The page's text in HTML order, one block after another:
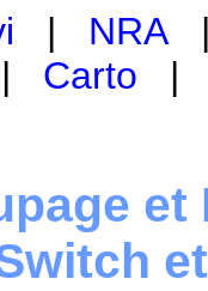
| NRA
Carto
et